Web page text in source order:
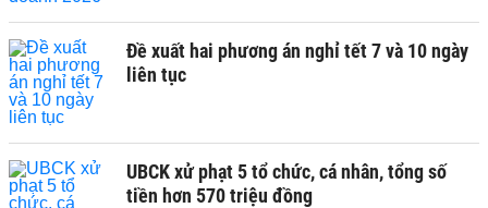
Đề xuất hai phương án nghỉ tết 7 và 10 ngày
liên tục
UBCK xử phạt 5 tổ chức, cá nhân, tổng số
tiền hơn 570 triệu đồng